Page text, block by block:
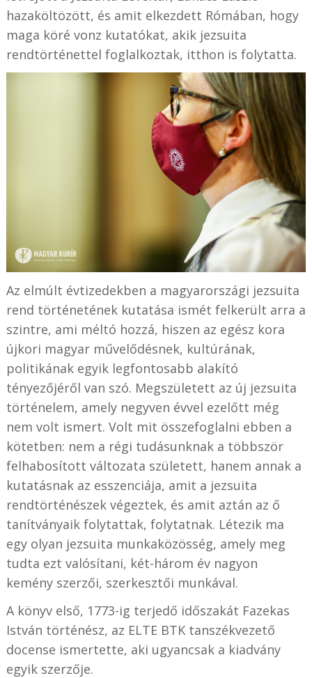
hazaköltözött, és amit elkezdett Rómában, hogy
maga köré vonz kutatókat, akik jezsuita
rendtörténettel foglalkoztak, itthon is folytatta.
Az elmúlt évtizedekben a magyarországi jezsuita
rend történetének kutatása ismét felkerült arra a
szintre, ami méltó hozzá, hiszen az egész kora
újkori magyar művelődésnek, kultúrának,
politikának egyik legfontosabb alakító
tényezőjéről van szó. Megszületett az új jezsuita
történelem, amely negyven évvel ezelőtt még
nem volt ismert. Volt mit összefoglalni ebben a
kötetben: nem a régi tudásunknak a többször
felhabosított változata született, hanem annak a
kutatásnak az esszenciája, amit a jezsuita
rendtörténészek végeztek, és amit aztán az ő
tanítványaik folytattak, folytatnak. Létezik ma
egy olyan jezsuita munkaközösség, amely meg
tudta ezt valósítani, két-három év nagyon
kemény szerzői, szerkesztői munkával.
A könyv első, 1773-ig terjedő időszakát Fazekas
István történész, az ELTE BTK tanszékvezető
docense ismertette, aki ugyancsak a kiadvány
egyik szerzője.